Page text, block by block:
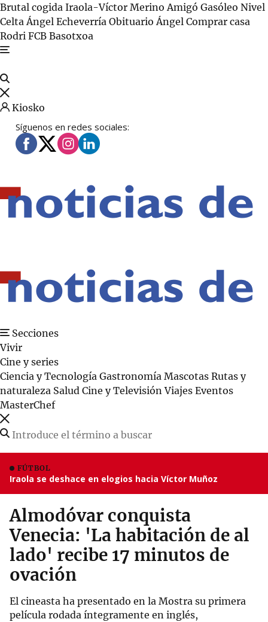
Brutal cogida Iraola-Víctor Merino Amigó Gasóleo Nivel
CeltaÁngel Echeverría Obituario Ángel Comprar casa
Rodri FCB Basotxoa
Kiosko
Síguenos en redes sociales:
Secciones
Vivir
Cine y series
Ciencia y Tecnología Gastronomía Mascotas Rutas y
naturaleza Salud Cine y Televisión Viajes Eventos
MasterChef
FÚTBOL
Iraola se deshace en elogios hacia Víctor Muñoz
Almodóvar conquista
Venecia: 'La habitación de al
lado' recibe 17 minutos de
ovación
El cineasta ha presentado en la Mostra su primera
película rodada íntegramente en inglés,